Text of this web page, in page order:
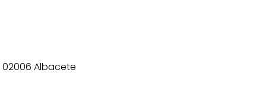
02006 Albacete